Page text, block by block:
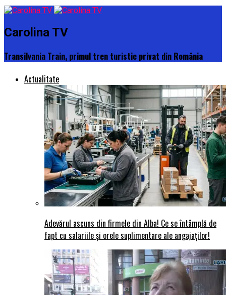
Carolina TV
Transilvania Train, primul tren turistic privat din România
Actualitate
Adevărul ascuns din firmele din Alba! Ce se întâmplă de
fapt cu salariile și orele suplimentare ale angajaților!